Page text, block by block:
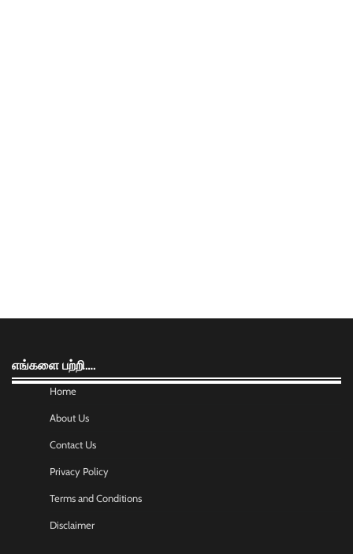
எங்களை பற்றி….
Home
About Us
Contact Us
Privacy Policy
Terms and Conditions
Disclaimer